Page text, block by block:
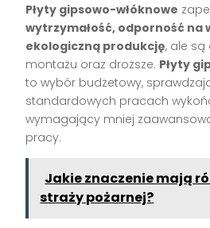
Płyty gipsowo-włóknowe
wytrzymałość, odporność na
ekologiczną produkcję, ale są
montażu oraz droższe. Płyty
to wybór budżetowy,
standardowych pracach
wymagający mniej
pracy.
Jakie znaczenie mają
straży pożarnej?